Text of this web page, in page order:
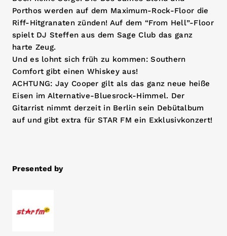
Porthos werden auf dem Maximum-Rock-Floor die
Riff-Hitgranaten zünden! Auf dem “From Hell”-Floor
spielt DJ Steffen aus dem Sage Club das ganz
harte Zeug.
Und es lohnt sich früh zu kommen: Southern
Comfort gibt einen Whiskey aus!
ACHTUNG: Jay Cooper gilt als das ganz neue heiße
Eisen im Alternative-Bluesrock-Himmel. Der
Gitarrist nimmt derzeit in Berlin sein Debütalbum
auf und gibt extra für STAR FM ein Exklusivkonzert!
Presented by